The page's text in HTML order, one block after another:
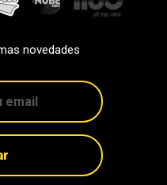
novedades